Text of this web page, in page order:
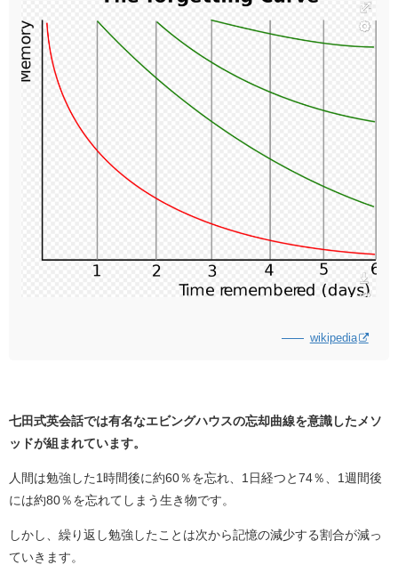
wikipedia
七田式英会話では有名なエビングハウスの忘却曲線を意識したメソ
ッドが組まれています。
人間は勉強した1時間後に約60％を忘れ、1日経つと74％、1週間後
には約80％を忘れてしまう生き物です。
しかし、繰り返し勉強したことは次から記憶の減少する割合が減っ
ていきます。